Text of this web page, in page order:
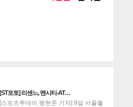
[ST포토] 리센느, 맨시티-AT…
[스포츠투데이 팽현준 기자] 9일 서울월